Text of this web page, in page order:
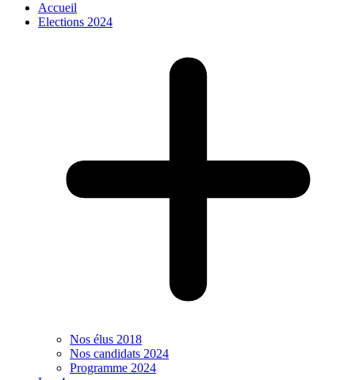
Accueil
Elections 2024
Nos élus 2018
Nos candidats 2024
Programme 2024